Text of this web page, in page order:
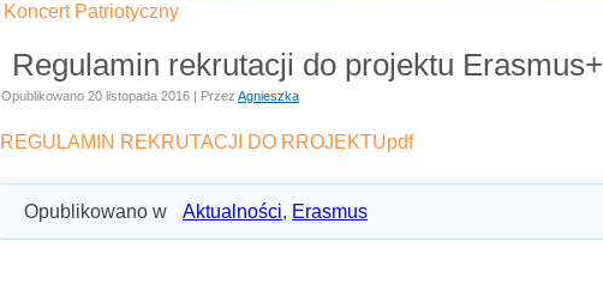
Koncert Patriotyczny
Regulamin rekrutacji do projektu Erasmus+
Opublikowano 20 listopada 2016 | Przez Agnieszka
REGULAMIN REKRUTACJI DO RROJEKTUpdf
Opublikowano w Aktualności, Erasmus